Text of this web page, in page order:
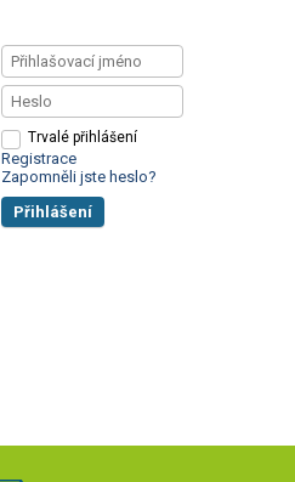
Trvalé přihlášení
Registrace
Zapomněli jste heslo?
Přihlášení